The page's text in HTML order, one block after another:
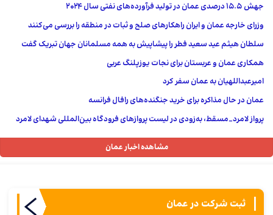
جهش 15.5 درصدی عمان در تولید فرآورده‌های نفتی سال ۲۰۲۴
وزرای خارجه عمان و ایران راهکارهای صلح و ثبات در منطقه را بررسی می‌کنند
سلطان هیثم عید سعید فطر را پیشاپیش به همه مسلمانان جهان تبریک گفت
همکاری عمان و عربستان برای نجات یوزپلنگ عربی
امیرعبداللهیان به عمان سفر کرد
عمان در حال مذاکره برای خرید جنگنده‌های رافال فرانسه
پرواز لامرد_مسقط، به‌زودی در لیست پروازهای فرودگاه بین‌المللی شهدای لامرد
مشاهده اخبار عمان
ثبت شركت در عمان